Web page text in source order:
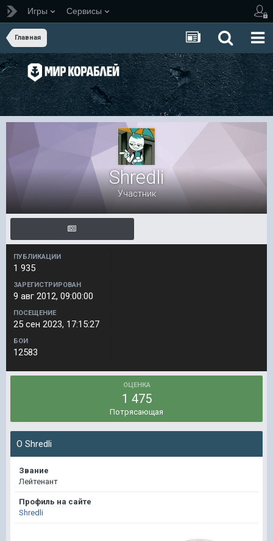
Игры Сервисы
Главная
Shredli
Участник
ПУБЛИКАЦИИ
1 935
ЗАРЕГИСТРИРОВАН
9 авг 2012, 09:00:00
ПОСЕЩЕНИЕ
25 сен 2023, 17:15:27
БОИ
12583
ОЦЕНКА
1 475
Потрясающая
О Shredli
Звание
Лейтенант
Профиль на сайте
Shredli